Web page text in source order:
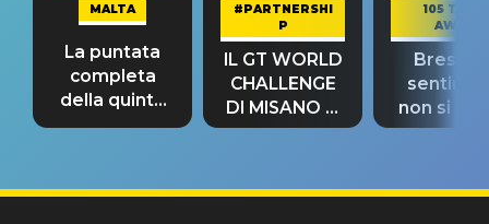
MALTA
La puntata
completa
della quinta
tappa
#PARTNERSHI
P
IL GT WORLD
CHALLENGE
DI MISANO si
riconferma
105 TAKE
AWAY
Bresh:
non si
fino alla